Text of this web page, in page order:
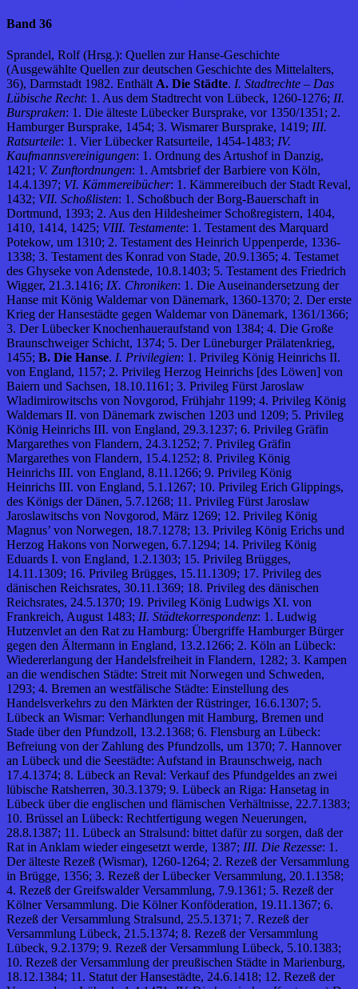
Band 36
Sprandel, Rolf (Hrsg.): Quellen zur Hanse-Geschichte
(Ausgewählte Quellen zur deutschen Geschichte des Mittelalters,
36), Darmstadt 1982. EnthältA. Die Städte. I. Stadtrechte – Das
Lübische Recht: 1. Aus dem Stadtrecht von Lübeck, 1260-1276; II.
Burspraken: 1. Die älteste Lübecker Bursprake, vor 1350/1351; 2.
Hamburger Bursprake, 1454; 3. Wismarer Bursprake, 1419; III.
Ratsurteile: 1. Vier Lübecker Ratsurteile, 1454-1483; IV.
Kaufmannsvereinigungen: 1. Ordnung des Artushof in Danzig,
1421; V. Zunftordnungen: 1. Amtsbrief der Barbiere von Köln,
14.4.1397; VI. Kämmereibücher: 1. Kämmereibuch der Stadt Reval,
1432; VII. Schoßlisten: 1. Schoßbuch der Borg-Bauerschaft in
Dortmund, 1393; 2. Aus den Hildesheimer Schoßregistern, 1404,
1410, 1414, 1425; VIII. Testamente: 1. Testament des Marquard
Potekow, um 1310; 2. Testament des Heinrich Uppenperde, 1336-
1338; 3. Testament des Konrad von Stade, 20.9.1365; 4. Testamet
des Ghyseke von Adenstede, 10.8.1403; 5. Testament des Friedrich
Wigger, 21.3.1416; IX. Chroniken: 1. Die Auseinandersetzung der
Hanse mit König Waldemar von Dänemark, 1360-1370; 2. Der erste
Krieg der Hansestädte gegen Waldemar von Dänemark, 1361/1366;
3. Der Lübecker Knochenhaueraufstand von 1384; 4. Die Große
Braunschweiger Schicht, 1374; 5. Der Lüneburger Prälatenkrieg,
1455; B. Die Hanse. I. Privilegien: 1. Privileg König Heinrichs II.
von England, 1157; 2. Privileg Herzog Heinrichs [des Löwen] von
Baiern und Sachsen, 18.10.1161; 3. Privileg Fürst Jaroslaw
Wladimirowitschs von Novgorod, Frühjahr 1199; 4. Privileg König
Waldemars II. von Dänemark zwischen 1203 und 1209; 5. Privileg
König Heinrichs III. von England, 29.3.1237; 6. Privileg Gräfin
Margarethes von Flandern, 24.3.1252; 7. Privileg Gräfin
Margarethes von Flandern, 15.4.1252; 8. Privileg König
Heinrichs III. von England, 8.11.1266; 9. Privileg König
Heinrichs III. von England, 5.1.1267; 10. Privileg Erich Glippings,
des Königs der Dänen, 5.7.1268; 11. Privileg Fürst Jaroslaw
Jaroslawitschs von Novgorod, März 1269; 12. Privileg König
Magnus’ von Norwegen, 18.7.1278; 13. Privileg König Erichs und
Herzog Hakons von Norwegen, 6.7.1294; 14. Privileg König
Eduards I. von England, 1.2.1303; 15. Privileg Brügges,
14.11.1309; 16. Privileg Brügges, 15.11.1309; 17. Privileg des
dänischen Reichsrates, 30.11.1369; 18. Privileg des dänischen
Reichsrates, 24.5.1370; 19. Privileg König Ludwigs XI. von
Frankreich, August 1483; II. Städtekorrespondenz: 1. Ludwig
Hutzenvlet an den Rat zu Hamburg: Übergriffe Hamburger Bürger
gegen den Ältermann in England, 13.2.1266; 2. Köln an Lübeck:
Wiedererlangung der Handelsfreiheit in Flandern, 1282; 3. Kampen
an die wendischen Städte: Streit mit Norwegen und Schweden,
1293; 4. Bremen an westfälische Städte: Einstellung des
Handelsverkehrs zu den Märkten der Rüstringer, 16.6.1307; 5.
Lübeck an Wismar: Verhandlungen mit Hamburg, Bremen und
Stade über den Pfundzoll, 13.2.1368; 6. Flensburg an Lübeck:
Befreiung von der Zahlung des Pfundzolls, um 1370; 7. Hannover
an Lübeck und die Seestädte: Aufstand in Braunschweig, nach
17.4.1374; 8. Lübeck an Reval: Verkauf des Pfundgeldes an zwei
lübische Ratsherren, 30.3.1379; 9. Lübeck an Riga: Hansetag in
Lübeck über die englischen und flämischen Verhältnisse, 22.7.1383;
10. Brüssel an Lübeck: Rechtfertigung wegen Neuerungen,
28.8.1387; 11. Lübeck an Stralsund: bittet dafür zu sorgen, daß der
Rat in Anklam wieder eingesetzt werde, 1387; III. Die Rezesse: 1.
Der älteste Rezeß (Wismar), 1260-1264; 2. Rezeß der Versammlung
in Brügge, 1356; 3. Rezeß der Lübecker Versammlung, 20.1.1358;
4. Rezeß der Greifswalder Versammlung, 7.9.1361; 5. Rezeß der
Kölner Versammlung. Die Kölner Konföderation, 19.11.1367; 6.
Rezeß der Versammlung Stralsund, 25.5.1371; 7. Rezeß der
Versammlung Lübeck, 21.5.1374; 8. Rezeß der Versammlung
Lübeck, 9.2.1379; 9. Rezeß der Versammlung Lübeck, 5.10.1383;
10. Rezeß der Versammlung der preußischen Städte in Marienburg,
18.12.1384; 11. Statut der Hansestädte, 24.6.1418; 12. Rezeß der